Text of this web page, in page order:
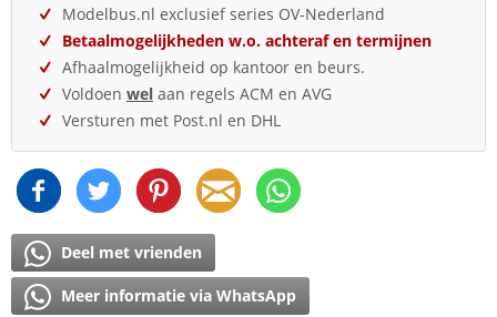
Modelbus.nl exclusief series OV-Nederland
Betaalmogelijkheden w.o. achteraf en termijnen
Afhaalmogelijkheid op kantoor en beurs.
Voldoen wel aan regels ACM en AVG
Versturen met Post.nl en DHL
Deel met vrienden
Meer informatie via WhatsApp